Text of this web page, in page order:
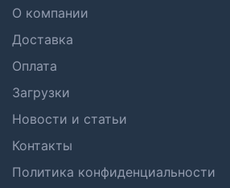
О компании
Доставка
Оплата
Загрузки
Новости и статьи
Контакты
Политика конфиденциальности